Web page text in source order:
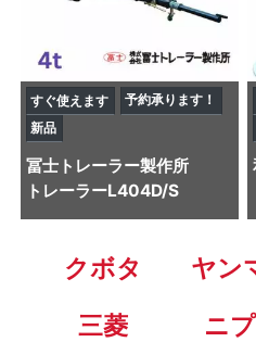
すぐ使えます
予約承ります！
新品
冨士トレーラー製作所
トレーラーL404D/S
クボタ ヤン
三菱
ニ